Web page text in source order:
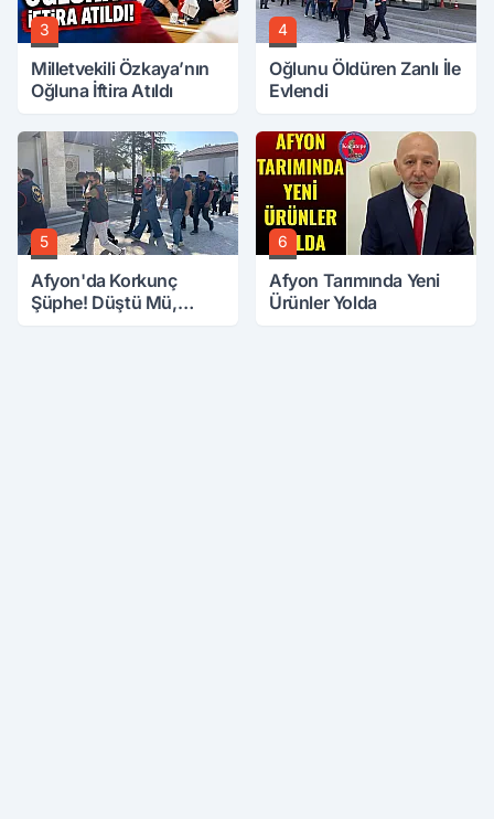
3
Milletvekili Özkaya’nın
Oğluna İftira Atıldı
4
Oğlunu Öldüren Zanlı İle
Evlendi
5
Afyon'da Korkunç
Şüphe! Düştü Mü,
6
Afyon Tarımında Yeni
Ürünler Yolda